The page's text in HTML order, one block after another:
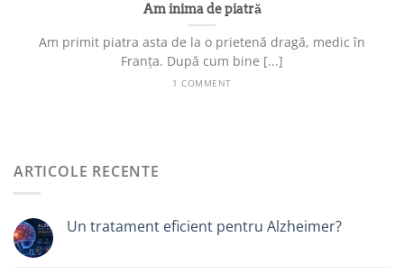
Am inima de piatră
Am primit piatra asta de la o prietenă dragă, medic în
Franța. După cum bine [...]
1 COMMENT
ARTICOLE RECENTE
Un tratament eficient pentru Alzheimer?